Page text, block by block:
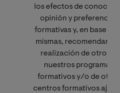
los efectos de conocer
opinión y preferencias
formativas y, en base a
mismas, recomendarle
realización de otro de
nuestros programas
formativos y/o de otros
centros formativos